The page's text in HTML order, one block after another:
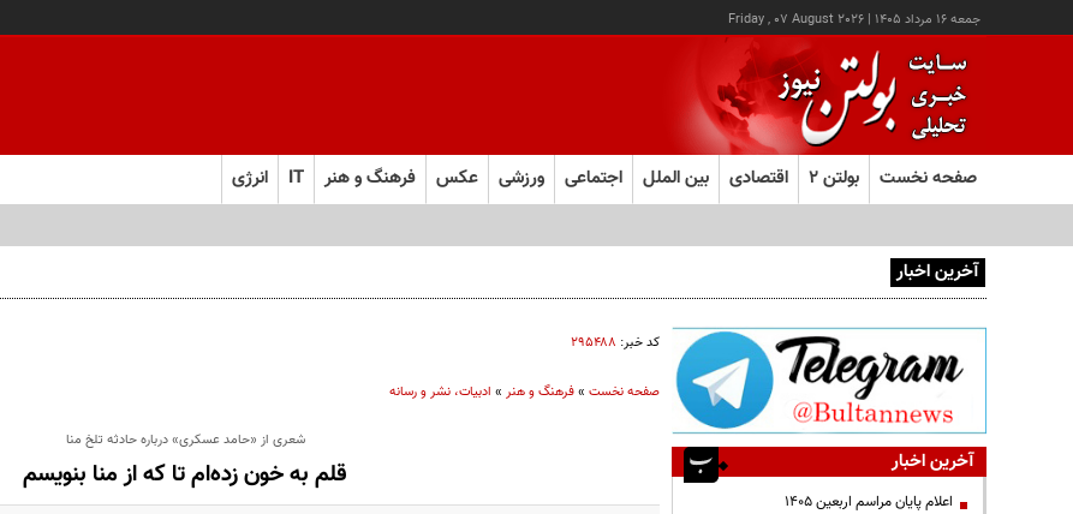
جمعه ۱۶ مرداد ۱۴۰۵ |
Friday , 07 August 2026
صفحه نخست بولتن ۲ اقتصادی بین الملل اجتماعی ورزشی عکس فرهنگ و هنر IT انرژی
آخرین اخبار
کد خبر: ۲۹۵۴۸۸
صفحه نخست»فرهنگ و هنر» ادبیات، نشر و رسانه
شعری از «حامد عسکری» درباره حادثه تلخ منا
قلم به خون زده‌ام تا که از منا بنویسم آخرین اخبار
اعلام پایان مراسم اربعین ۱۴۰۵